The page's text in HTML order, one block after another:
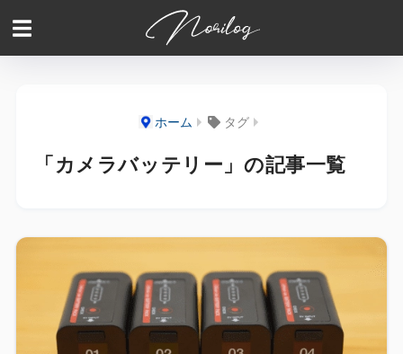
ホーム タグ
「カメラバッテリー」の記事一覧